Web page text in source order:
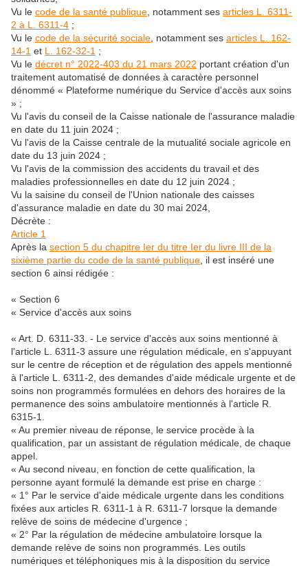
Vu le code de la santé publique , notamment ses articles L. 6311-
2 à L. 6311-4 ;
Vu le code de la sécurité sociale , notamment ses articles L. 162-
14-1 et L. 162-32-1 ;
Vu le décret n° 2022-403 du 21 mars 2022 portant création d'un
traitement automatisé de données à caractère personnel
dénommé « Plateforme numérique du Service d'accès aux soins
» ;
Vu l'avis du conseil de la Caisse nationale de l'assurance maladie
en date du 11 juin 2024 ;
Vu l'avis de la Caisse centrale de la mutualité sociale agricole en
date du 13 juin 2024 ;
Vu l'avis de la commission des accidents du travail et des
maladies professionnelles en date du 12 juin 2024 ;
Vu la saisine du conseil de l'Union nationale des caisses
d'assurance maladie en date du 30 mai 2024,
Décrète :
Article 1
Après la section 5 du chapitre Ier du titre Ier du livre III de la
sixième partie du code de la santé publique , il est inséré une
section 6 ainsi rédigée :
« Section 6
« Service d'accès aux soins
« Art. D. 6311-33. - Le service d'accès aux soins mentionné à
l'article L. 6311-3 assure une régulation médicale, en s'appuyant
sur le centre de réception et de régulation des appels mentionné
à l'article L. 6311-2, des demandes d'aide médicale urgente et de
soins non programmés formulées en dehors des horaires de la
permanence des soins ambulatoire mentionnés à l'article R.
6315-1.
« Au premier niveau de réponse, le service procède à la
qualification, par un assistant de régulation médicale, de chaque
appel.
« Au second niveau, en fonction de cette qualification, la
personne ayant formulé la demande est prise en charge :
« 1° Par le service d'aide médicale urgente dans les conditions
fixées aux articles R. 6311-1 à R. 6311-7 lorsque la demande
relève de soins de médecine d'urgence ;
« 2° Par la régulation de médecine ambulatoire lorsque la
demande relève de soins non programmés. Les outils
numériques et téléphoniques mis à la disposition du service